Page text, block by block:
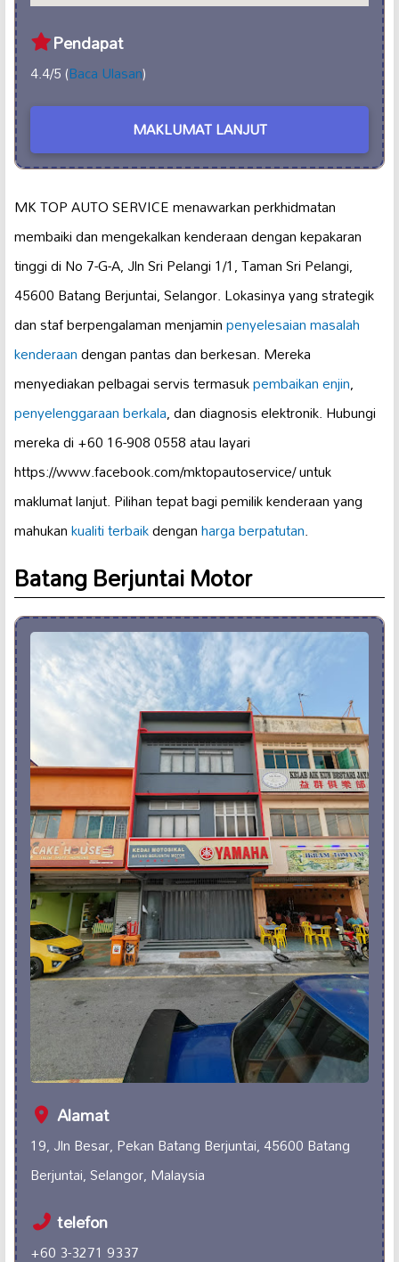
Pendapat
4.4/5 (Baca Ulasan)
MAKLUMAT LANJUT
MK TOP AUTO SERVICE menawarkan perkhidmatan
membaiki dan mengekalkan kenderaan dengan kepakaran
tinggi di No 7-G-A, Jln Sri Pelangi 1/1, Taman Sri Pelangi,
45600 Batang Berjuntai, Selangor. Lokasinya yang strategik
dan staf berpengalaman menjaminpenyelesaian masalah
kenderaandengan pantas dan berkesan. Mereka
menyediakan pelbagai servis termasukpembaikan enjin,
penyelenggaraan berkala, dan diagnosis elektronik. Hubungi
mereka di +60 16-908 0558 atau layari
https://www.facebook.com/mktopautoservice/ untuk
maklumat lanjut. Pilihan tepat bagi pemilik kenderaan yang
mahukankualiti terbaikdenganharga berpatutan.
Batang Berjuntai Motor
Alamat
19, Jln Besar, Pekan Batang Berjuntai, 45600 Batang
Berjuntai, Selangor, Malaysia
telefon
+60 3-3271 9337